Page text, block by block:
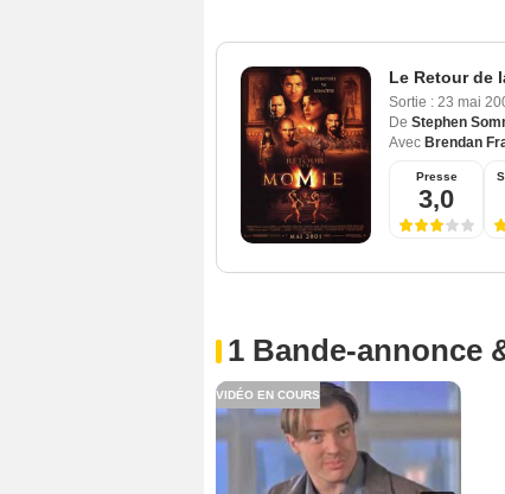
Le Retour de
Sortie : 23 mai
De Stephen
Avec Brendan
Presse
3,0
1 Bande-annonce
VIDÉO EN COURS